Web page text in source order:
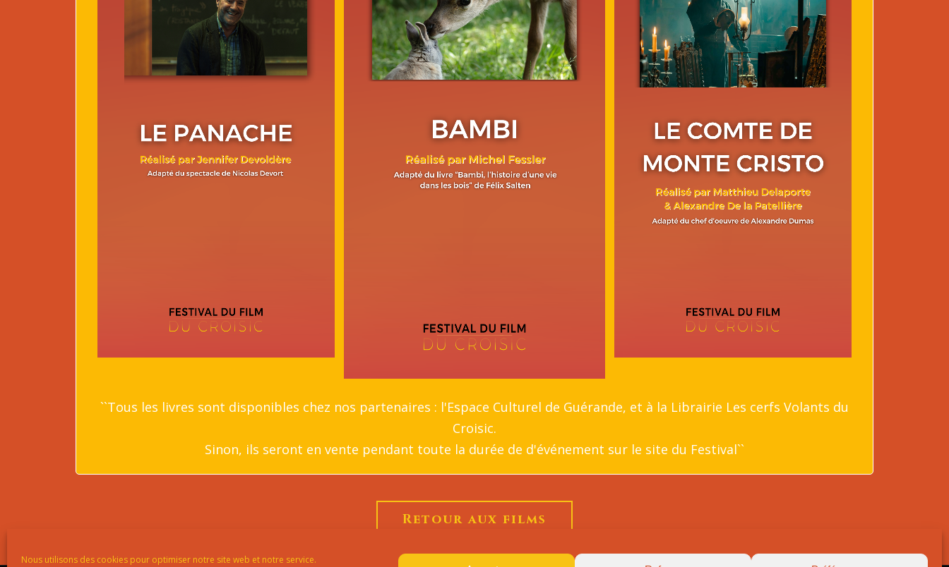
Nous utilisons des cookies pour optimiser notre site web et notre service.
``Tous les livres sont disponibles chez nos partenaires : l'Espace Culturel de Guérande, et à la Librairie Les cerfs Volants du
Croisic.
Sinon, ils seront en vente pendant toute la durée de d'événement sur le site du Festival``
Retour aux films